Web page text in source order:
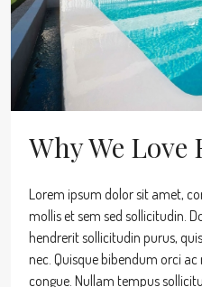
Why We Love
Lorem ipsum dolor sit amet,
mollis et sem sed sollicitudin.
hendrerit sollicitudin purus,
nec. Quisque bibendum orci
congue. Nullam tempus